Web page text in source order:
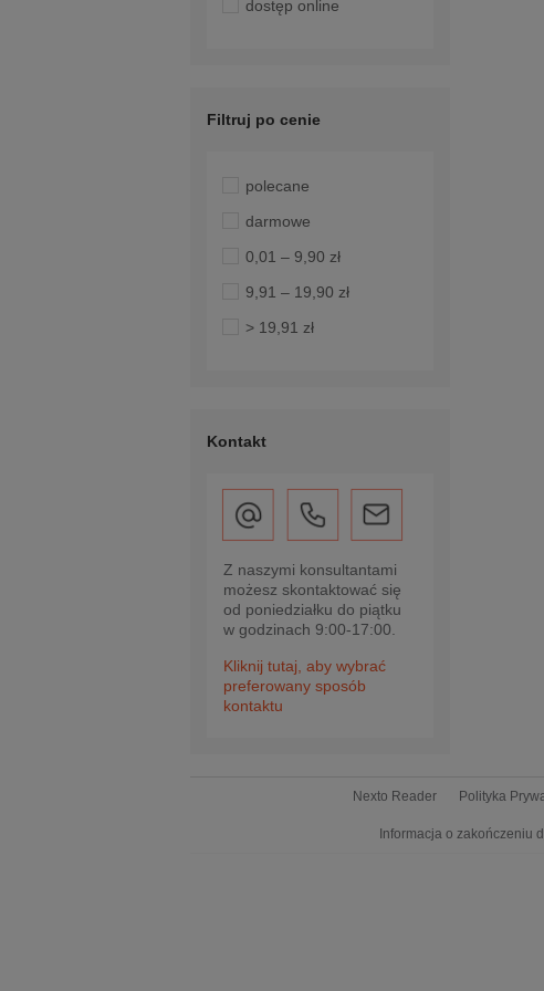
dostęp online
Filtruj po cenie
polecane
darmowe
0,01 – 9,90 zł
9,91 – 19,90 zł
> 19,91 zł
Kontakt
Z naszymi konsultantami
możesz skontaktować się
od poniedziałku do piątku
w godzinach 9:00-17:00.
Kliknij tutaj, aby wybrać
preferowany sposób
kontaktu
Nexto Reader Polityka
Informacja o zakończeniu